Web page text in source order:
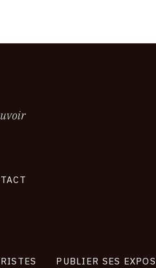
PUBLIER SES